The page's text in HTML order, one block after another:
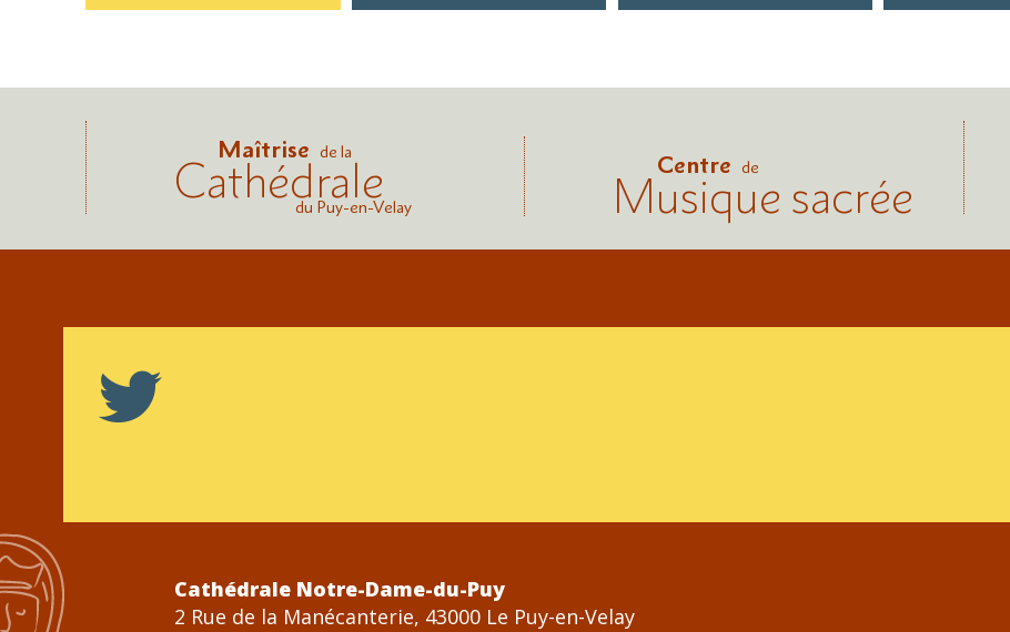
Maîtrise de la
Cathédrale
du Puy-en-Velay
Centre de
Musique sacrée
Cathédrale Notre-Dame-du-Puy
2 Rue de la Manécanterie, 43000 Le Puy-en-Velay